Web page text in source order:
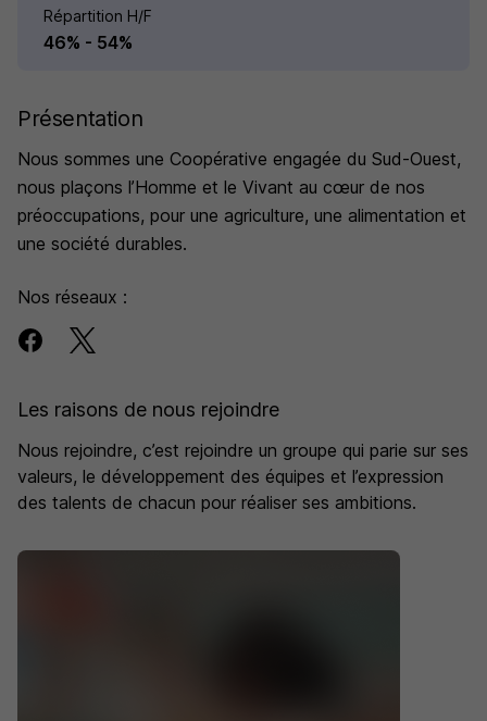
Répartition H/F
46% - 54%
Présentation
Nous sommes une Coopérative engagée du Sud-Ouest,
nous plaçons l’Homme et le Vivant au cœur de nos
préoccupations, pour une agriculture, une alimentation et
une société durables.
Nos réseaux :
Les raisons de nous rejoindre
Nous rejoindre, c’est rejoindre un groupe qui parie sur ses
valeurs, le développement des équipes et l’expression
des talents de chacun pour réaliser ses ambitions.